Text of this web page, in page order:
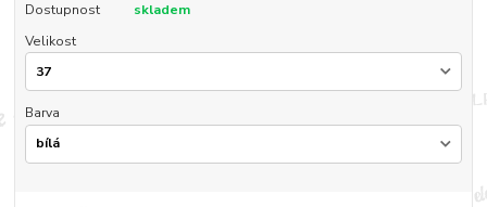
Dostupnost
skladem
Velikost
Barva